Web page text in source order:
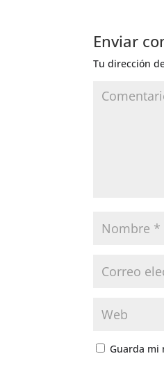
Enviar
Tu dirección
Guarda mi